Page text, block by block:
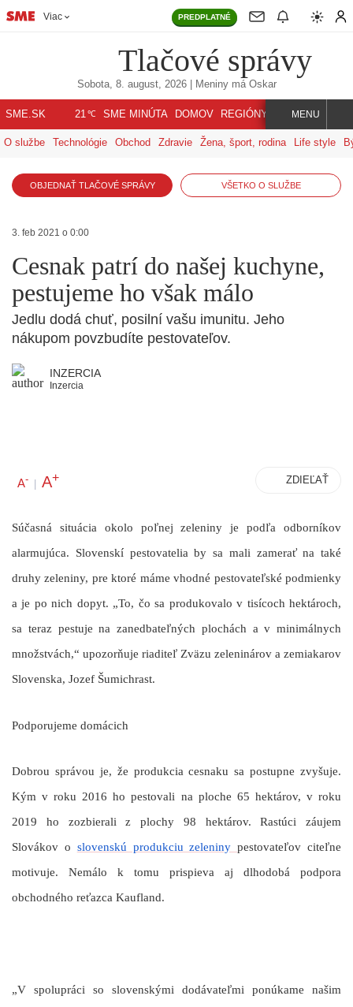
Viac PREDPLATNÉ
Tlačové správy
Sobota, 8. august, 2026| Meniny má Oskar
SME.SK 21℃ SME MINÚTA DOMOV REGIÓNY INDEX SVET
MENU
O službe Technológie Obchod Zdravie Žena, šport, rodina Life style
OBJEDNAŤ TLAČOVÉ SPRÁVY VŠETKO O SLUŽBE
3. feb 2021 o 0:00
Cesnak patrí do našej kuchyne,
pestujeme ho však málo
Jedlu dodá chuť, posilní vašu imunitu. Jeho
nákupom povzbudíte pestovateľov.
INZERCIA
Inzercia
A- | A+ ZDIEĽAŤ
Súčasná situácia okolo poľnej zeleniny je podľa odborníkov
alarmujúca. Slovenskí pestovatelia by sa mali zamerať na také
druhy zeleniny, pre ktoré máme vhodné pestovateľské podmienky
a je po nich dopyt. „To, čo sa produkovalo v tisícoch hektároch,
sa teraz pestuje na zanedbateľných plochách a v minimálnych
množstvách,“ upozorňuje riaditeľ Zväzu zeleninárov a zemiakarov
Slovenska, Jozef Šumichrast.
Podporujeme domácich
Dobrou správou je, že produkcia cesnaku sa postupne zvyšuje.
Kým v roku 2016 ho pestovali na ploche 65 hektárov, v roku
2019 ho zozbierali z plochy 98 hektárov. Rastúci záujem
Slovákov o slovenskú produkciu zeleniny pestovateľov citeľne
motivuje. Nemálo k tomu prispieva aj dlhodobá podpora
obchodného reťazca Kaufland.
„V spolupráci so slovenskými dodávateľmi ponúkame našim